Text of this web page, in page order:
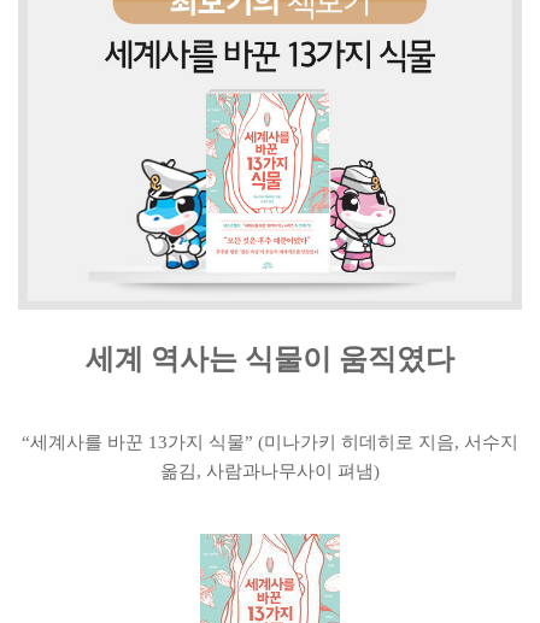
세계 역사는 식물이 움직였다
“세계사를 바꾼 13가지 식물” (미나가키 히데히로 지음, 서수지
옮김, 사람과나무사이 펴냄)